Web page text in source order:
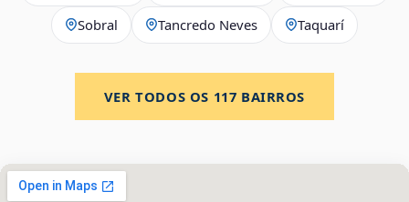
Sobral Tancredo Neves Taquarí
VER TODOS OS 117 BAIRROS